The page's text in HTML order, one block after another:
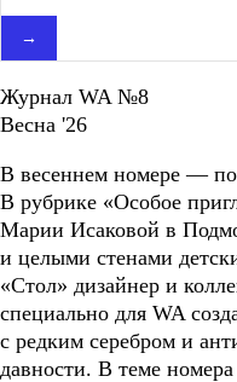
→
Журнал WA №8
Весна '26
В весеннем номере —
В рубрике «Особое
Марии Исаковой в
и целыми стенами
«Стол» дизайнер и
специально для WA
с редким серебром и
давности. В теме